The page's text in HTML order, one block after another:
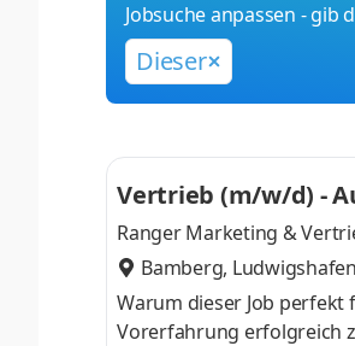
Jobsuche anpassen - gib
Dieser
Vertrieb (m/w/d) -
Ranger Marketing &
Bamberg,
Warum dieser Job perfekt
Vorerfahrung erfolgreich zu sein Freude am Umgang mit Menschen, kombiniert mit